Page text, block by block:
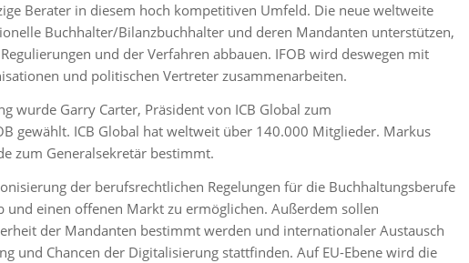
Berater in diesem hoch kompetitiven Umfeld. Die neue weltweite
Buchhalter/Bilanzbuchhalter und deren Mandanten unterstützen,
und der Verfahren abbauen. IFOB wird deswegen mit
und politischen Vertreter zusammenarbeiten.
wurde Garry Carter, Präsident von ICB Global zum
gewählt. ICB Global hat weltweit über 140.000 Mitglieder. Markus
zum Generalsekretär bestimmt.
der berufsrechtlichen Regelungen für die Buchhaltungsberufe
und einen offenen Markt zu ermöglichen. Außerdem sollen
der Mandanten bestimmt werden und internationaler Austausch
und Chancen der Digitalisierung stattfinden. Auf EU-Ebene wird die